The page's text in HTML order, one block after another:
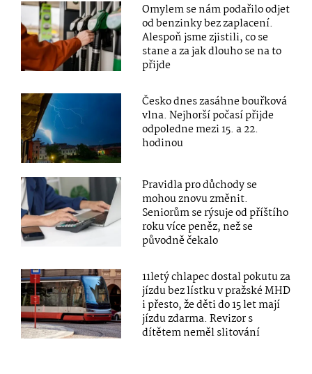
Omylem se nám podařilo odjet
od benzinky bez zaplacení.
Alespoň jsme zjistili, co se
stane a za jak dlouho se na to
přijde
Česko dnes zasáhne bouřková
vlna. Nejhorší počasí přijde
odpoledne mezi 15. a 22.
hodinou
Pravidla pro důchody se
mohou znovu změnit.
Seniorům se rýsuje od příštího
roku více peněz, než se
původně čekalo
11letý chlapec dostal pokutu za
jízdu bez lístku v pražské MHD
i přesto, že děti do 15 let mají
jízdu zdarma. Revizor s
dítětem neměl slitování